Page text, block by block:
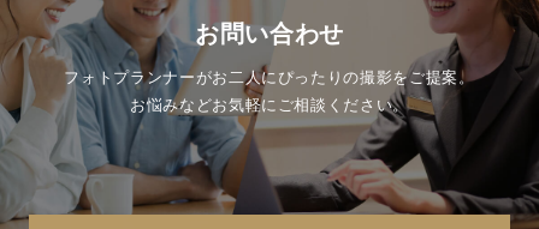
お問い合わせ
フォトプランナーがお二人にぴったりの撮影をご提案。
お悩みなどお気軽にご相談ください。